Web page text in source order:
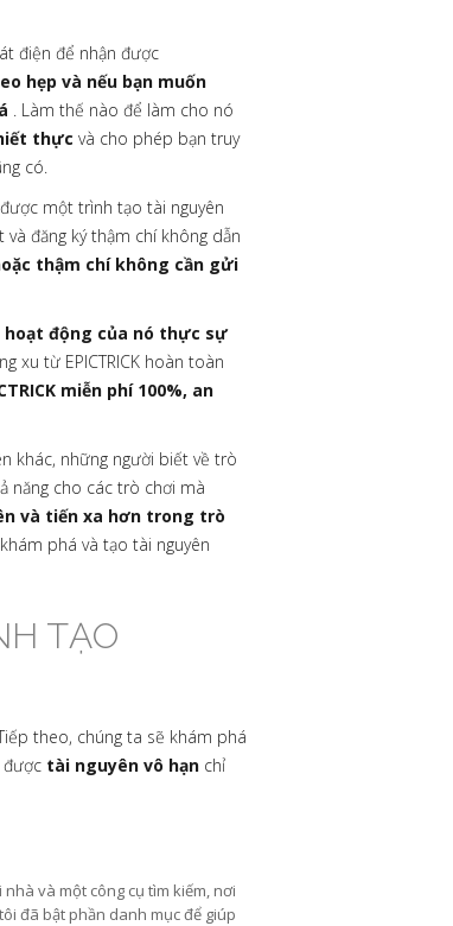
điện để nhận được
hẹp và nếu bạn muốn
. Làm thế nào để làm cho nó
thực và cho phép bạn truy
có.
một trình tạo tài nguyên
đăng ký thậm chí không dẫn
thậm chí không cần gửi
động của nó thực sự
xu từ EPICTRICK hoàn toàn
miễn phí 100%, an
khác, những người biết về trò
năng cho các trò chơi mà
và tiến xa hơn trong trò
phá và tạo tài nguyên
TẠO
theo, chúng ta sẽ khám phá
được tài nguyên vô hạn chỉ
và một công cụ tìm kiếm, nơi
đã bật phần danh mục để giúp